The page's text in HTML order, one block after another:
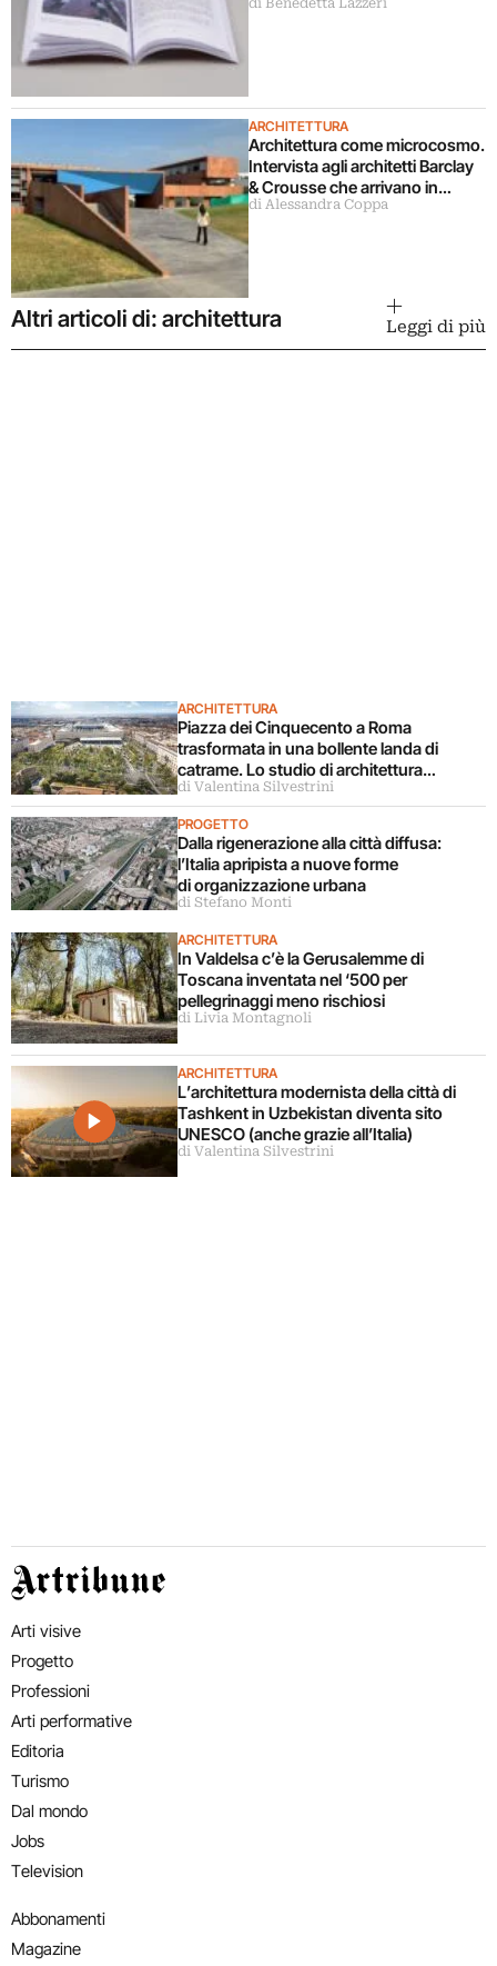
svela un libro
ARCHITETTURA
Architettura come microcosmo.
Intervista agli architetti Barclay
& Crousse che arrivano in
mostra a Milano
di Alessandra Coppa
Altri articoli di: architettura Leggi di più
ARCHITETTURA
Piazza dei Cinquecento a Roma
trasformata in una bollente landa di
catrame. Lo studio di architettura
disconosce il progetto
di Valentina Silvestrini
PROGETTO
Dalla rigenerazione alla città diffusa:
l’Italia apripista a nuove forme
di organizzazione urbana
di Stefano Monti
ARCHITETTURA
In Valdelsa c’è la Gerusalemme di
Toscana inventata nel ‘500 per
pellegrinaggi meno rischiosi
di Livia Montagnoli
ARCHITETTURA
L’architettura modernista della città di
Tashkent in Uzbekistan diventa sito
UNESCO (anche grazie all’Italia)
di Valentina Silvestrini
Artribune
Arti visive
Progetto
Professioni
Arti performative
Editoria
Turismo
Dal mondo
Jobs
Television
Abbonamenti
Magazine